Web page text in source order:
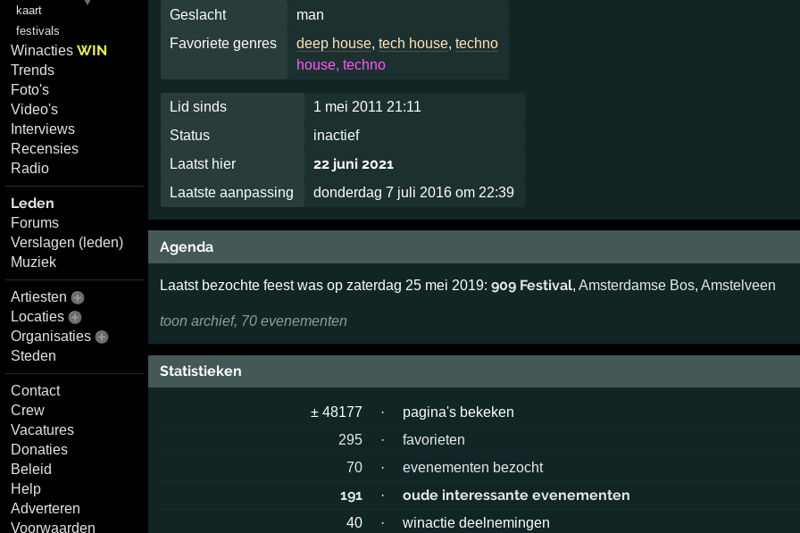
kaart
festivals
WinactiesWIN
Trends
Foto's
Video's
Interviews
Recensies
Radio
Leden
Forums
Verslagen (leden)
Muziek
Artiesten
Locaties
Organisaties
Steden
Contact
Crew
Vacatures
Donaties
Beleid
Help
Adverteren
Voorwaarden
Geslacht
man
Favoriete genres
deep house,tech house,techno
house, techno
Lid sinds
1 mei 2011 21:11
Status
inactief
Laatst hier
22 juni 2021
Laatste aanpassing donderdag 7 juli 2016 om 22:39
Agenda
Laatst bezochte feest was op zaterdag 25 mei 2019: 909 Festival, Amsterdamse Bos, Amstelveen
toon archief, 70 evenementen
Statistieken
± 48177 ·
pagina's bekeken
295
·
favorieten
70
· evenementen bezocht
191 · oude interessante evenementen
40 ·
winactie deelnemingen